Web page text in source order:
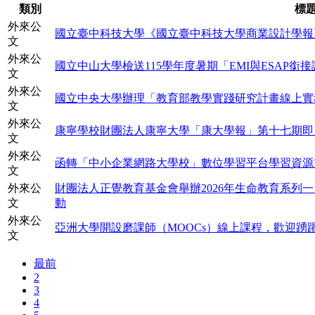
類別
標
外來公
文
國立臺中科技大學《國立臺中科技大學商業設計學
外來公
文
國立中山大學檢送115學年度暑期「EMI與ESAP銜
外來公
文
國立中央大學辦理「教育部教學實踐研究計畫線上
外來公
文
康寧學校財團法人康寧大學「康大學報」第十七期
外來公
文
函轉「中小企業網路大學校」數位學習平台學習資
外來公
文
財團法人正覺教育基金會舉辦2026年生命教育系列
動
外來公
文
亞洲大學開設磨課師（MOOCs）線上課程，歡迎踴
最前
2
3
4